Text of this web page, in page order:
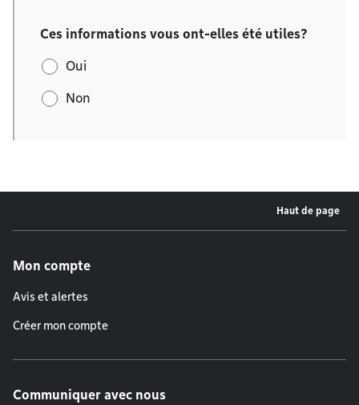
Ces informations vous ont-elles été utiles?
Oui
Non
Haut de page
Mon compte
Avis et alertes
Créer mon compte
Communiquer avec nous